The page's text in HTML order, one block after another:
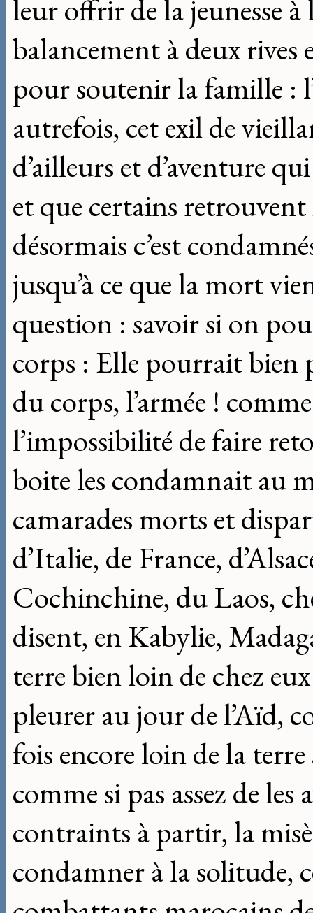
leur offrir de la jeunesse
balancement à deux
pour soutenir la famille :
autrefois, cet exil de
d’ailleurs et d’aventure
et que certains
désormais c’est
jusqu’à ce que la mort
question : savoir si on
corps : Elle pourrait bien
du corps, l’armée !
l’impossibilité de faire
boite les condamnait au
camarades morts et
d’Italie, de France,
Cochinchine, du Laos,
disent, en Kabylie,
terre bien loin de chez
pleurer au jour de l’Aïd,
fois encore loin de la
comme si pas assez de
contraints à partir, la
condamner à la solitude,